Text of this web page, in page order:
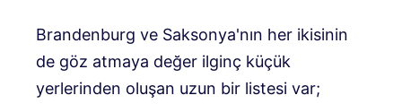
Brandenburg ve Saksonya'nın her ikisinin
de göz atmaya değer ilginç küçük
yerlerinden oluşan uzun bir listesi var;